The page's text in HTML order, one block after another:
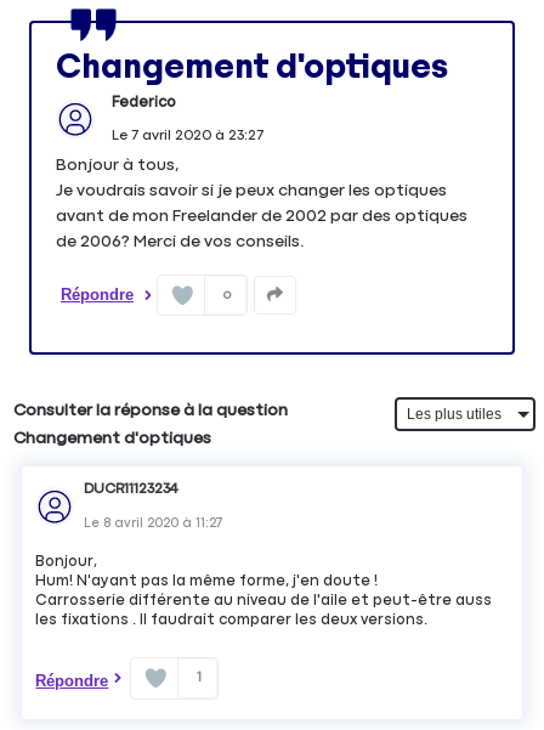
Changement d'optiques
Federico
Le 7 avril 2020à 23:27
Bonjour à tous,
Je voudrais savoir si je peux changer les optiques
avant de mon Freelander de 2002 par des optiques
de 2006? Merci de vos conseils.
Répondre 0
Consulter la réponse à la question
Changement d'optiques
DUCR11123234
Le 8 avril 2020 à11:27
Bonjour,
Hum! N'ayant pas la même forme, j'en doute !
Carrosserie différente au niveau de l'aile et peut-être auss
les fixations . Il faudrait comparer les deux versions.
Répondre 1